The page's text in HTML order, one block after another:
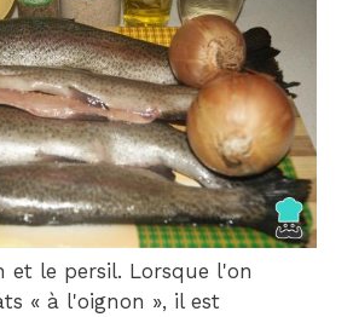
et le persil. Lorsque l'on
« à l'oignon », il est